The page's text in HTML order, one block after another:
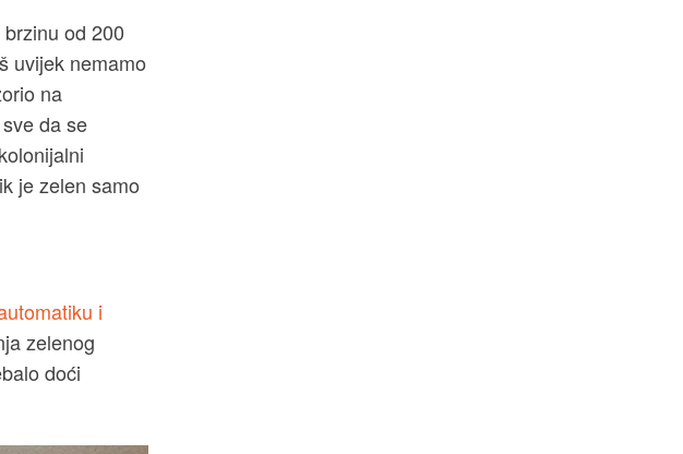
od 200
uvijek nemamo
na
da se
je zelen samo
i
zelenog
doći